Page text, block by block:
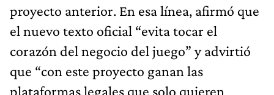
proyecto anterior. En esa línea, afirmó que
el nuevo texto oficial “evita tocar el
corazón del negocio del juego” y advirtió
que “con este proyecto ganan las
plataformas legales que solo quieren